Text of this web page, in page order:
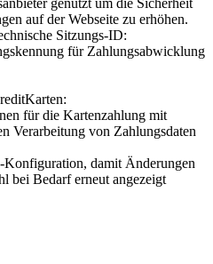
genutzt um die Sicherheit
auf der Webseite zu erhöhen.
Sitzungs-ID:
für Zahlungsabwicklung
für die Kartenzahlung mit
Verarbeitung von Zahlungsdaten
Konfiguration, damit Änderungen
bei Bedarf erneut angezeigt